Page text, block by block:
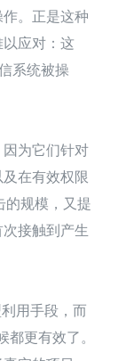
。正是这种
应对：这
系统被操
为它们针对
在有效权限
的规模，又提
接触到产生
用手段，而
更有效了。